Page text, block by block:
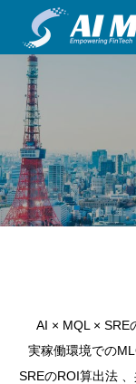
AI × MQL × SRE
実稼働環境での
SREのROI算出法